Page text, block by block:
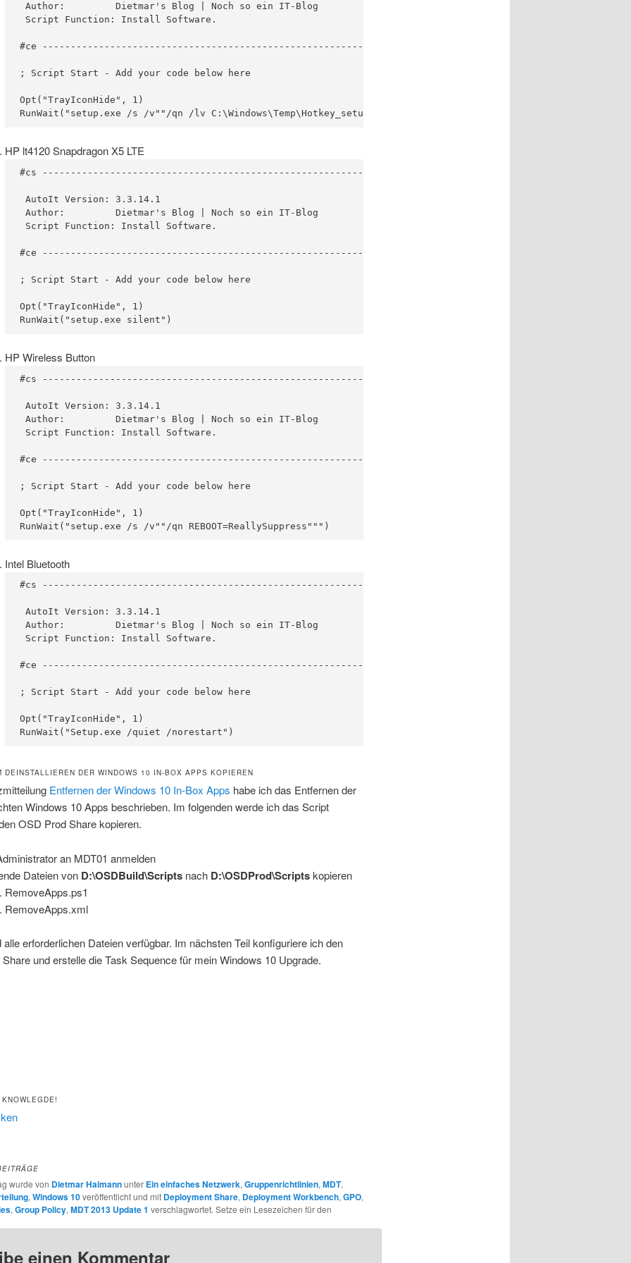
Author:         Dietmar's Blog | Noch so ein IT-Blog
Script Function: Install Software.
#ce ------------------------------------------------------------
; Script Start - Add your code below here
Opt("TrayIconHide", 1)
RunWait("setup.exe /s /v""/qn /lv C:\Windows\Temp\Hotkey_setup.log REBOOT=ReallySuppress""")
HP lt4120 Snapdragon X5 LTE
#cs ------------------------------------------------------------
AutoIt Version: 3.3.14.1
Author:         Dietmar's Blog | Noch so ein IT-Blog
Script Function: Install Software.
#ce ------------------------------------------------------------
; Script Start - Add your code below here
Opt("TrayIconHide", 1)
RunWait("setup.exe silent")
HP Wireless Button
#cs ------------------------------------------------------------
AutoIt Version: 3.3.14.1
Author:         Dietmar's Blog | Noch so ein IT-Blog
Script Function: Install Software.
#ce ------------------------------------------------------------
; Script Start - Add your code below here
Opt("TrayIconHide", 1)
RunWait("setup.exe /s /v""/qn REBOOT=ReallySuppress""")
Intel Bluetooth
#cs ------------------------------------------------------------
AutoIt Version: 3.3.14.1
Author:         Dietmar's Blog | Noch so ein IT-Blog
Script Function: Install Software.
#ce ------------------------------------------------------------
; Script Start - Add your code below here
Opt("TrayIconHide", 1)
RunWait("Setup.exe /quiet /norestart")
DEINSTALLIEREN DER WINDOWS 10 IN-BOX APPS KOPIEREN
Entfernen der Windows 10 In-Box Apps habe ich das Entfernen der
Windows 10 Apps beschrieben. Im folgenden werde ich das Script
OSD Prod Share kopieren.
an MDT01 anmelden
Dateien von D:\OSDBuild\Scripts nach D:\OSDProd\Scriptskopieren
RemoveApps.ps1
RemoveApps.xml
erforderlichen Dateien verfügbar. Im nächsten Teil konfiguriere ich den
und erstelle die Task Sequence für mein Windows 10 Upgrade.
wurde von Dietmar Haimannunter Ein einfaches Netzwerk,Gruppenrichtlinien,MDT,
,Windows 10veröffentlicht und mit Deployment Share, Deployment Workbench,GPO,
,Group Policy,MDT 2013 Update 1 verschlagwortet. Setze ein Lesezeichen für den
einen Kommentar